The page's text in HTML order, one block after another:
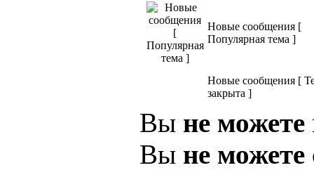
Новые сообщения [
Популярная тема ]
Новые сообщения [
закрыта ]
Вы не можете
Вы не можете